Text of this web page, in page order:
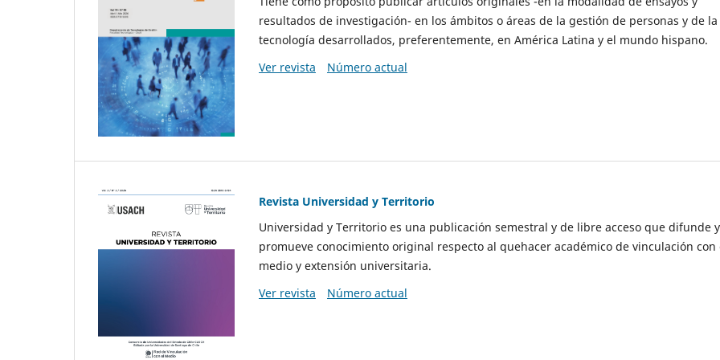
resultados de investigación- en los ámbitos o áreas de la gestión de personas y de la
tecnología desarrollados, preferentemente, en América Latina y el mundo hispano.
Ver revista
Número actual
Revista Universidad y Territorio
Universidad y Territorio es una publicación semestral y de libre acceso que difunde y
promueve conocimiento original respecto al quehacer académico de vinculación con
medio y extensión universitaria.
Ver revista
Número actual